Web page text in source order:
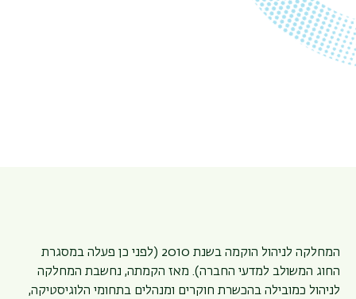
המחלקה לניהול הוקמה בשנת 2010 (לפני כן פעלה במסגרת
החוג המשולב למדעי החברה). מאז הקמתה, נחשבת המחלקה
לניהול כמובילה בהכשרת חוקרים ומנהלים בתחומי הלוגיסטיקה,